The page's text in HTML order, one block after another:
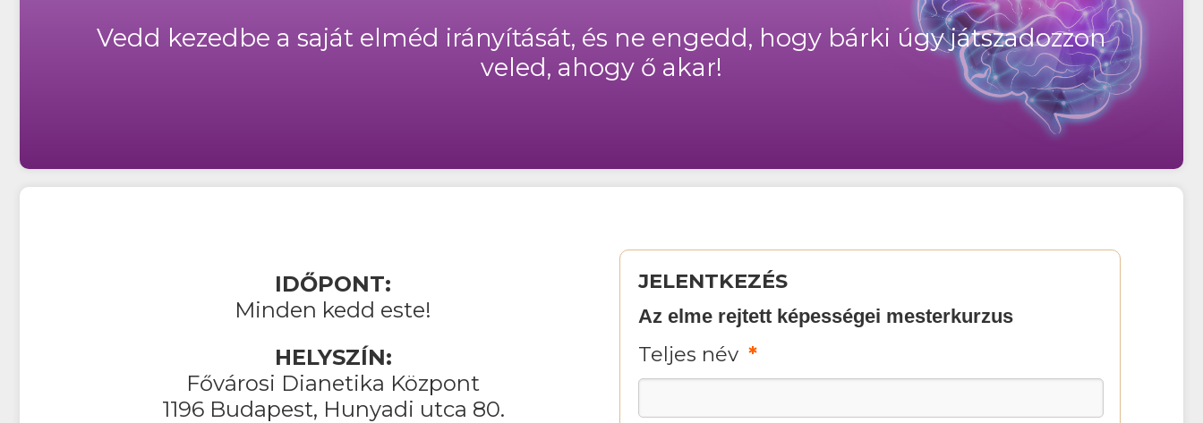
Vedd kezedbe a saját elméd irányítását, és ne engedd, hogy bárki úgy játszadozzon
veled, ahogy ő akar!
IDŐPONT:
Minden kedd este!
HELYSZÍN:
Fővárosi Dianetika Központ
1196 Budapest, Hunyadi utca 80.
JELENTKEZÉS
Teljes név